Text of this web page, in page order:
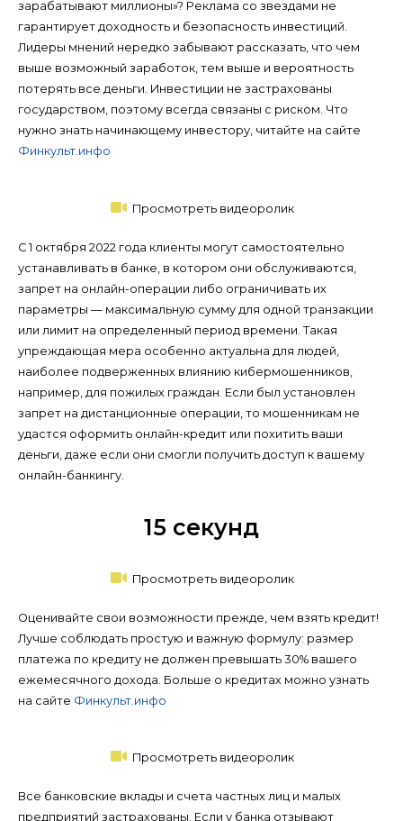
зарабатывают миллионы»? Реклама со звездами не
гарантирует доходность и безопасность инвестиций.
Лидеры мнений нередко забывают рассказать, что чем
выше возможный заработок, тем выше и вероятность
потерять все деньги. Инвестиции не застрахованы
государством, поэтому всегда связаны с риском. Что
нужно знать начинающему инвестору, читайте на сайте
Финкульт.инфо
Просмотреть видеоролик
С 1 октября 2022 года клиенты могут самостоятельно
устанавливать в банке, в котором они обслуживаются,
запрет на онлайн-операции либо ограничивать их
параметры — максимальную сумму для одной транзакции
или лимит на определенный период времени. Такая
упреждающая мера особенно актуальна для людей,
наиболее подверженных влиянию кибермошенников,
например, для пожилых граждан. Если был установлен
запрет на дистанционные операции, то мошенникам не
удастся оформить онлайн-кредит или похитить ваши
деньги, даже если они смогли получить доступ к вашему
онлайн-банкингу.
15 секунд
Просмотреть видеоролик
Оценивайте свои возможности прежде, чем взять кредит!
Лучше соблюдать простую и важную формулу: размер
платежа по кредиту не должен превышать 30% вашего
ежемесячного дохода. Больше о кредитах можно узнать
на сайте Финкульт.инфо
Просмотреть видеоролик
Все банковские вклады и счета частных лиц и малых
предприятий застрахованы. Если у банка отзывают